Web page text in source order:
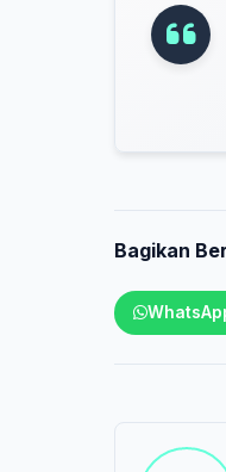
Bagikan